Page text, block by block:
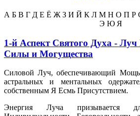
А Б В Г Д Е Ё Ж З И Й К Л М Н О П Р
Э Ю Я
1-й Аспект Святого Духа -
Силы и Могущества
Силовой Луч, обеспечивающий
астральных и ментальных
собственным Я Есмь Присутствием.
Энергия Луча призывается